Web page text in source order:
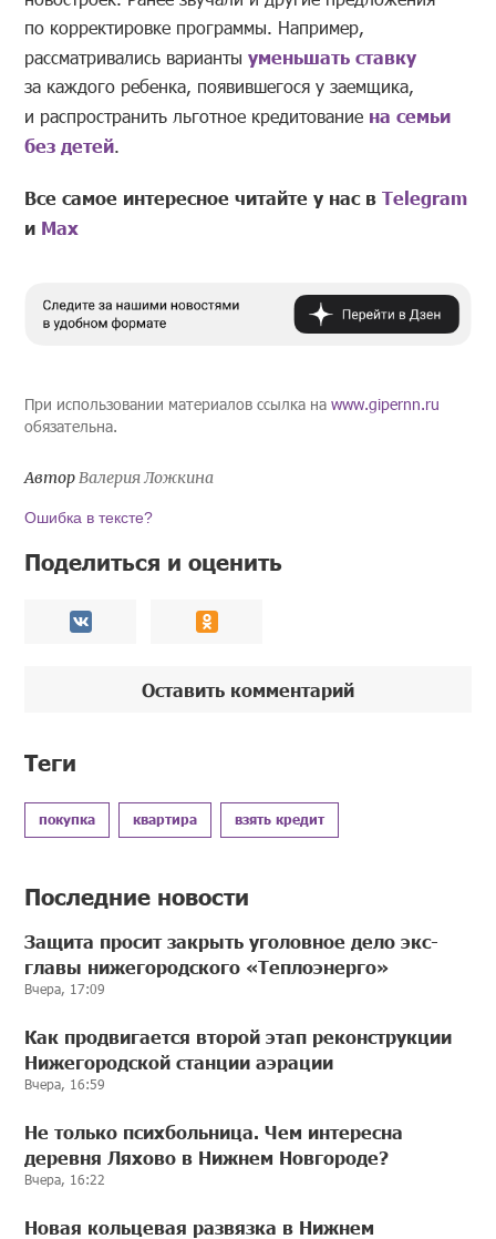
по корректировке программы. Например,
рассматривались вариантыуменьшать ставку
за каждого ребенка, появившегося у заемщика,
и распространить льготное кредитование на семьи
без детей.
Все самое интересное читайте у нас вTelegram
и Mах
При использовании материалов ссылка наwww.gipernn.ru
обязательна.
АвторВалерия Ложкина
Ошибка в тексте?
Поделиться и оценить
Оставить комментарий
Теги
покупка квартира взять кредит
Последние новости
Защита просит закрыть уголовное дело экс-
главы нижегородского «Теплоэнерго»
Вчера, 17:09
Как продвигается второй этап реконструкции
Нижегородской станции аэрации
Вчера, 16:59
Не только психбольница. Чем интересна
деревня Ляхово в Нижнем Новгороде?
Вчера, 16:22
Новая кольцевая развязка в Нижнем